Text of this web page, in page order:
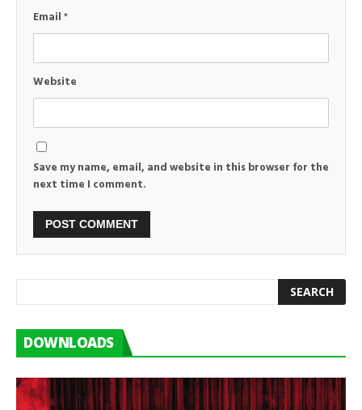
Email*
Website
Save my name, email, and website in this browser for the
next time I comment.
DOWNLOADS